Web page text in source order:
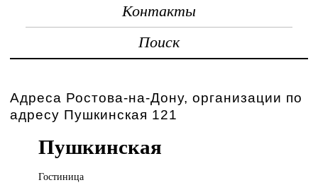
Контакты
Поиск
Адреса Ростова-на-Дону, организации по
адресу Пушкинская 121
Пушкинская
Гостиница